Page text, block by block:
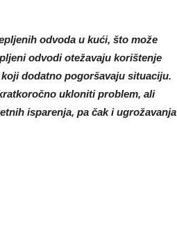
odvoda u kući, što može
odvodi otežavaju korištenje
dodatno pogoršavaju situaciju.
ukloniti problem, ali
isparenja, pa čak i ugrožavanja